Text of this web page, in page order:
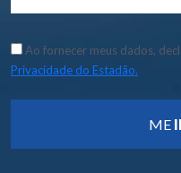
Ao fornecer meus dados,
Privacidade do Estadão.
ME